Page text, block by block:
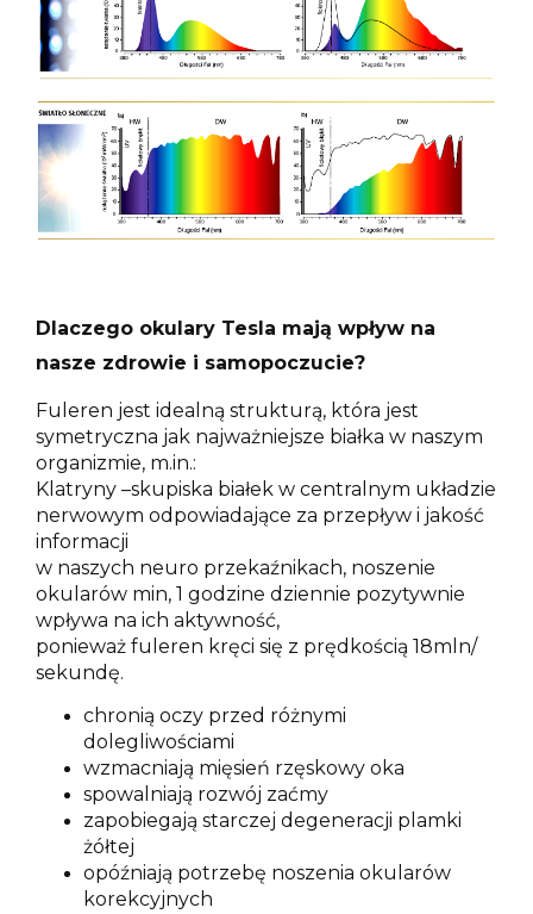
Dlaczego okulary Tesla mają wpływ na
nasze zdrowie i samopoczucie?
Fuleren jest idealną strukturą, która jest
symetryczna jak najważniejsze białka w naszym
organizmie, m.in.:
Klatryny –skupiska białek w centralnym układzie
nerwowym odpowiadające za przepływ i jakość
informacji
w naszych neuro przekaźnikach, noszenie
okularów min, 1 godzine dziennie pozytywnie
wpływa na ich aktywność,
ponieważ fuleren kręci się z prędkością 18mln/
sekundę.
chronią oczy przed różnymi
dolegliwościami
wzmacniają mięsień rzęskowy oka
spowalniają rozwój zaćmy
zapobiegają starczej degeneracji plamki
żółtej
opóźniają potrzebę noszenia okularów
korekcyjnych